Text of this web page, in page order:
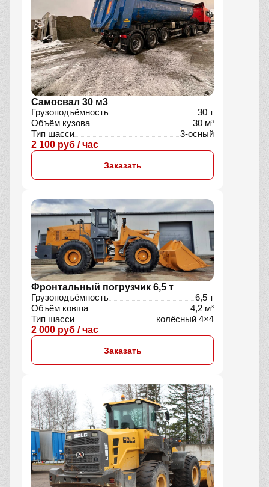
Самосвал 30 м3
Грузоподъёмность
30 т
Объём кузова
30 м³
Тип шасси
3-осный
2 100 руб / час
Заказать
Фронтальный погрузчик 6,5 т
Грузоподъёмность
6,5 т
Объём ковша
4,2 м³
Тип шасси
колёсный 4×4
2 000 руб / час
Заказать